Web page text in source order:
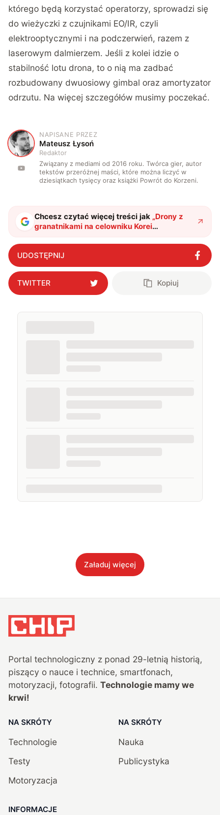
którego będą korzystać operatorzy, sprowadzi się
do wieżyczki z czujnikami EO/IR, czyli
elektrooptycznymi i na podczerwień, razem z
laserowym dalmierzem. Jeśli z kolei idzie o
stabilność lotu drona, to o nią ma zadbać
rozbudowany dwuosiowy gimbal oraz amortyzator
odrzutu. Na więcej szczegółów musimy poczekać.
M
NAPISANE PRZEZ
Mateusz Łysoń
Redaktor
Związany z mediami od 2016 roku. Twórca gier, autor
tekstów przeróżnej maści, które można liczyć w
dziesiątkach tysięcy oraz książki Powrót do Korzeni.
Chcesz czytać więcej treści jak „Drony z
granatnikami na celowniku Korei
Południowej. Znamy szczegóły uzbrojenia i
datę testów"?
UDOSTĘPNIJ
TWITTER Kopiuj
Załaduj więcej
Portal technologiczny z ponad 29-letnią historią,
piszący o nauce i technice, smartfonach,
motoryzacji, fotografii. Technologie mamy we
krwi!
NA SKRÓTY
Technologie
Testy
Motoryzacja
NA SKRÓTY
Nauka
Publicystyka
INFORMACJE